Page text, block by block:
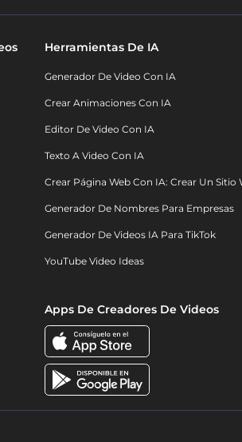
Herramientas De IA
Generador De Video Con IA
Crear Animaciones Con IA
Editor De Video Con IA
Texto A Video Con IA
Crear Página Web Con IA: Crear Un
Generador De Nombres Para Empresas
Generador De Videos IA Para TikTok
YouTube Video Ideas
Apps De Creadores De Videos